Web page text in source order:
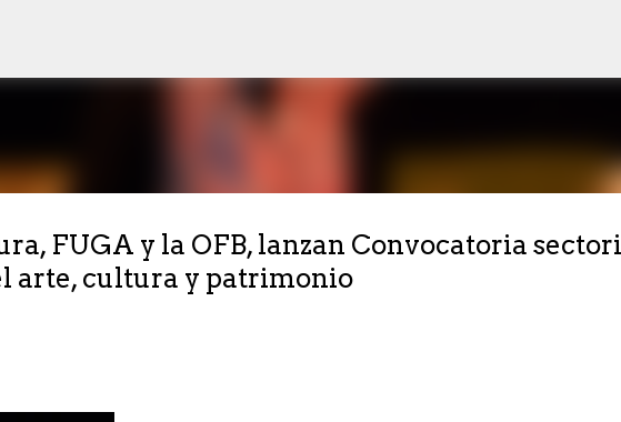
FUGA y la OFB, lanzan Convocatoria
arte, cultura y patrimonio